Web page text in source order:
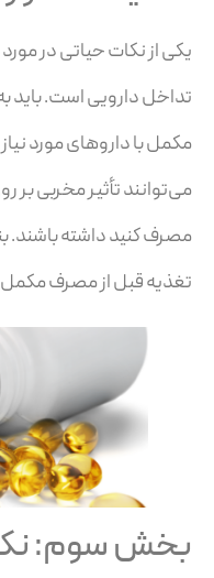
یکی از نکات حیاتی در
تداخل دارویی است.
مکمل با داروهای مورد
می‌توانند تأثیر مخربی
مصرف کنید داشته باشند.
تغذیه قبل از مصرف
بخش سوم: